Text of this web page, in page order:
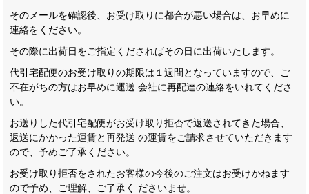
そのメールを確認後、お受け取りに都合が悪い場合は、お早めに
連絡をください。
その際に出荷日をご指定くださればその日に出荷いたします。
代引宅配便のお受け取りの期限は１週間となっていますので、ご
不在がちの方はお早めに運送 会社に再配達の連絡をいれてくださ
い。
お送りした代引宅配便がお受け取り拒否で返送されてきた場合、
返送にかかった運賃と再発送 の運賃をご請求させていただきます
ので、予めご了承ください。
お受け取り拒否をされたお客様の今後のご注文はお受けかねます
ので予め、ご理解、ご了承く ださいませ。